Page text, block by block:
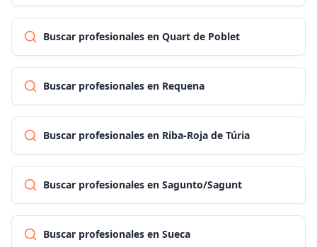
Buscar profesionales en Quart de Poblet
Buscar profesionales en Requena
Buscar profesionales en Riba-Roja de Túria
Buscar profesionales en Sagunto/Sagunt
Buscar profesionales en Sueca